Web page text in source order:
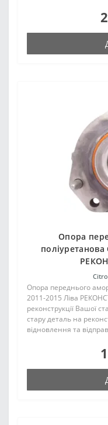
Опора
Опора переднього
2011-2015 Ліва
реконструкції Вашої
стару деталь на
відновлення та